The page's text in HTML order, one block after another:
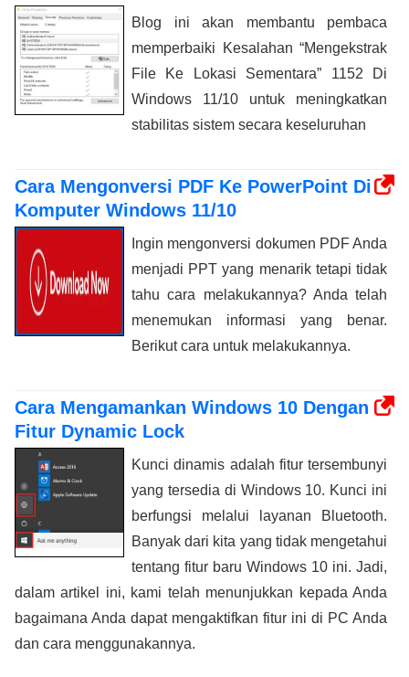
Blog ini akan membantu pembaca
memperbaiki Kesalahan “Mengekstrak
File Ke Lokasi Sementara” 1152 Di
Windows 11/10 untuk meningkatkan
stabilitas sistem secara keseluruhan
Cara Mengonversi PDF Ke PowerPoint Di
Komputer Windows 11/10
Ingin mengonversi dokumen PDF Anda
menjadi PPT yang menarik tetapi tidak
tahu cara melakukannya? Anda telah
menemukan informasi yang benar.
Berikut cara untuk melakukannya.
Cara Mengamankan Windows 10 Dengan
Fitur Dynamic Lock
Kunci dinamis adalah fitur tersembunyi
yang tersedia di Windows 10. Kunci ini
berfungsi melalui layanan Bluetooth.
Banyak dari kita yang tidak mengetahui
tentang fitur baru Windows 10 ini. Jadi,
dalam artikel ini, kami telah menunjukkan kepada Anda
bagaimana Anda dapat mengaktifkan fitur ini di PC Anda
dan cara menggunakannya.